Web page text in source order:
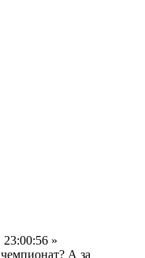
»
чемпионат? А за